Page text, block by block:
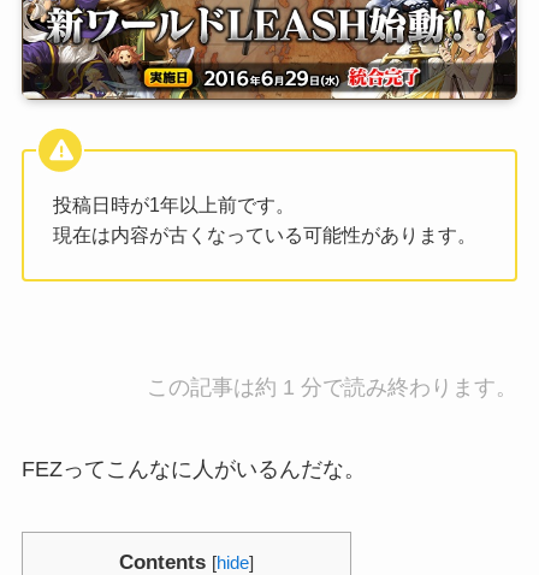
投稿日時が1年以上前です。
現在は内容が古くなっている可能性があります。
この記事は約 1 分で読み終わります。
FEZってこんなに人がいるんだな。
Contents [hide]